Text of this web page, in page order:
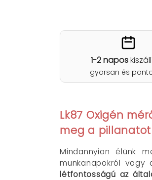
1-2 napos
gyorsan és
Lk87 Oxigén
meg a
Mindannyian élünk
munkanapokról
létfontosságú az